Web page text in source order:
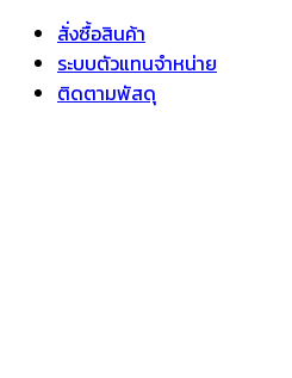
สั่งซื้อสินค้า
ระบบตัวแทนจำหน่าย
ติดตามพัสดุ